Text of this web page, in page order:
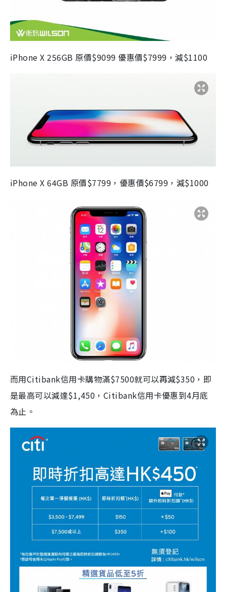
iPhone X 256GB 原價$9099 優惠價$7999，減$1100
iPhone X 64GB 原價$7799，優惠價$6799，減$1000
而用Citibank信用卡購物滿$7500就可以再減$350，即
是最高可以減達$1,450，Citibank信用卡優惠到4月底
為止。